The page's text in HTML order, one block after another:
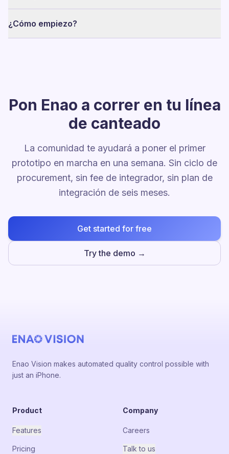
¿Cómo empiezo?
Pon Enao a correr en tu línea
de canteado
La comunidad te ayudará a poner el primer
prototipo en marcha en una semana. Sin ciclo de
procurement, sin fee de integrador, sin plan de
integración de seis meses.
Get started for free
Try the demo →
Enao Vision makes automated quality control possible with
just an iPhone.
Product
Features
Pricing
Company
Careers
Talk to us